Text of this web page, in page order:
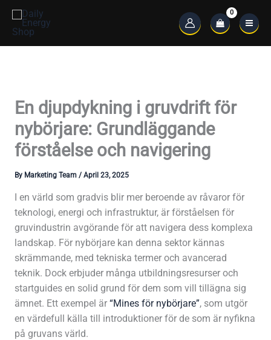
content
Main
Menu
En djupdykning i gruvdrift för
nybörjare: Grundläggande
förståelse och navigering
By Marketing Team / April 23, 2025
I en värld som gradvis blir mer beroende av råvaror för
teknologi, energi och infrastruktur, är förståelsen för
gruvindustrin avgörande för att navigera dess komplexa
landskap. För nybörjare kan denna sektor kännas
skrämmande, med tekniska termer och avancerad
teknik. Dock erbjuder många utbildningsresurser och
startguides en solid grund för dem som vill tillägna sig
ämnet. Ett exempel är “Mines för nybörjare”, som utgör
en värdefull källa till introduktioner för de som är nyfikna
på gruvans värld.